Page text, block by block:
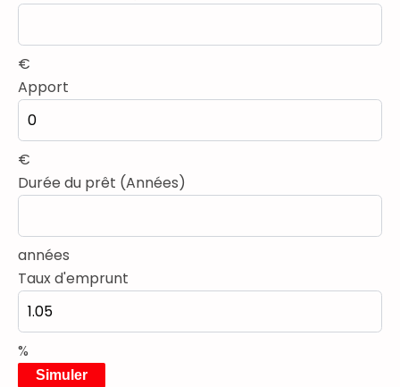
€
Apport
€
Durée du prêt (Années)
années
Taux d'emprunt
%
Simuler